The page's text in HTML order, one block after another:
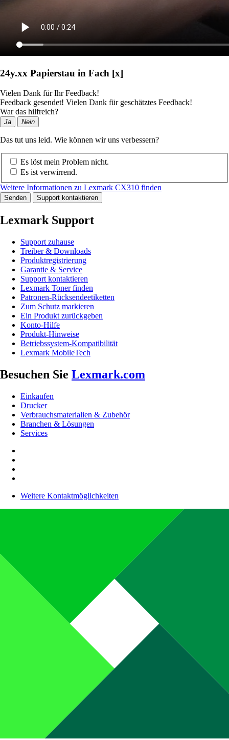
24y.xx Papierstau in Fach [x]
Vielen Dank für Ihr Feedback!
Feedback gesendet! Vielen Dank für geschätztes Feedback!
War das hilfreich?
Ja Nein
Das tut uns leid. Wie können wir uns verbessern?
Es löst mein Problem nicht.
Es ist verwirrend.
Weitere Informationen zu Lexmark CX310 finden
Senden Support kontaktieren
Lexmark Support
Support zuhause
Treiber & Downloads
Produktregistrierung
Garantie & Service
Support kontaktieren
Lexmark Toner finden
Patronen-Rücksendeetiketten
Zum Schutz markieren
Ein Produkt zurückgeben
Konto-Hilfe
Produkt-Hinweise
Betriebssystem-Kompatibilität
Lexmark MobileTech
Besuchen Sie Lexmark.com
Einkaufen
Drucker
Verbrauchsmaterialien & Zubehör
Branchen & Lösungen
Services
Weitere Kontaktmöglichkeiten